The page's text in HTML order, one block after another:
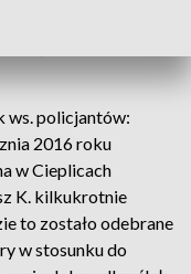
ws. policjantów:
2016 roku
w Cieplicach
K. kilkukrotnie
to zostało odebrane
w stosunku do